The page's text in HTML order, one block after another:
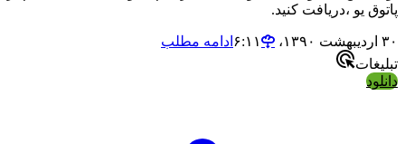
پاتوق یو ،دریافت کنید.
۳۰ اردیبهشت ۱۳۹۰،‏ ۶:۱۱
ادامه مطلب
تبلیغات
دانلود